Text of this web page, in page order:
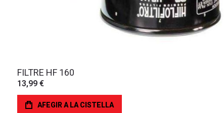
FILTRE HF 160
13,99 €
AFEGIR A LA CISTELLA